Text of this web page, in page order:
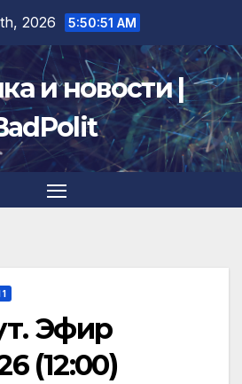
2026 5:50:52 AM
и новости |
Эфир
(12:00)